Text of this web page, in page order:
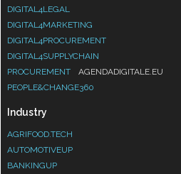
DIGITAL4LEGAL
DIGITAL4MARKETING
DIGITAL4PROCUREMENT
DIGITAL4SUPPLYCHAIN
PROCUREMENT
AGENDADIGITALE.EU
PEOPLE&CHANGE360
Industry
AGRIFOOD.TECH
AUTOMOTIVEUP
BANKINGUP